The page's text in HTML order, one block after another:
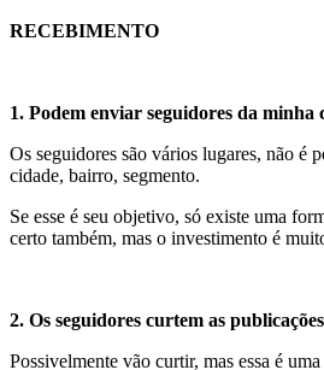
RECEBIMENTO
1. Podem enviar seguidores da minha
Os seguidores são vários lugares, não é
cidade, bairro, segmento.
Se esse é seu objetivo, só existe uma
certo também, mas o investimento é
2. Os seguidores curtem as
Possivelmente vão curtir, mas essa é